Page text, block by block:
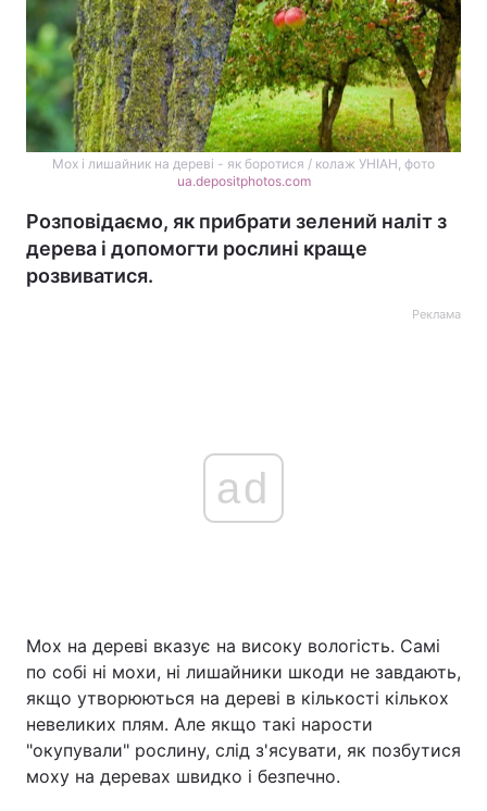
Мох і лишайник на дереві - як боротися / колаж УНІАН, фото
ua.depositphotos.com
Розповідаємо, як прибрати зелений наліт з
дерева і допомогти рослині краще
розвиватися.
Реклама
ad
Мох на дереві вказує на високу вологість. Самі
по собі ні мохи, ні лишайники шкоди не завдають,
якщо утворюються на дереві в кількості кількох
невеликих плям. Але якщо такі нарости
"окупували" рослину, слід з'ясувати, як позбутися
моху на деревах швидко і безпечно.